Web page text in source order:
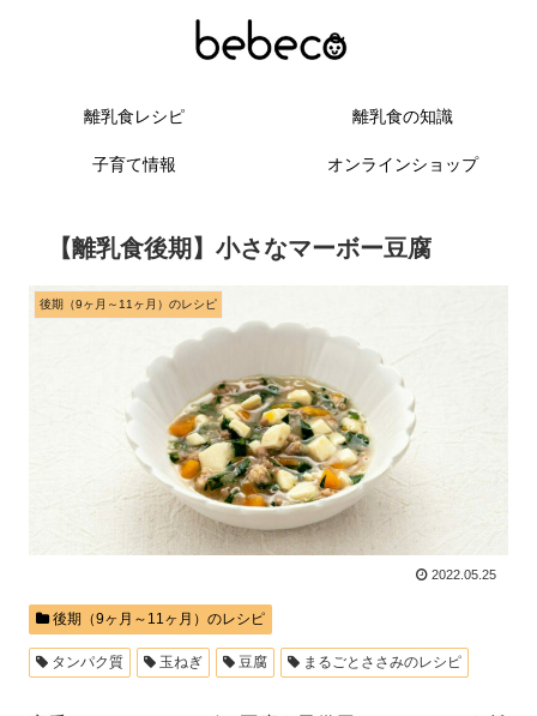
離乳食レシピ 離乳食の知識
子育て情報 オンラインショップ
【離乳食後期】小さなマーボー豆腐
後期（9ヶ月～11ヶ月）のレシピ
2022.05.25
後期（9ヶ月～11ヶ月）のレシピ
タンパク質 玉ねぎ 豆腐 まるごとささみのレシピ